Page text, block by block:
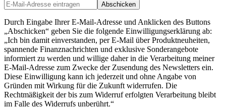
Abschicken
Durch Eingabe Ihrer E-Mail-Adresse und Anklicken des Buttons
„Abschicken“ geben Sie die folgende Einwilligungserklärung ab:
„Ich bin damit einverstanden, per E-Mail über Produktneuheiten,
spannende Finanznachrichten und exklusive Sonderangebote
informiert zu werden und willige daher in die Verarbeitung meiner
E-Mail-Adresse zum Zwecke der Zusendung des Newsletters ein.
Diese Einwilligung kann ich jederzeit und ohne Angabe von
Gründen mit Wirkung für die Zukunft widerrufen. Die
Rechtmäßigkeit der bis zum Widerruf erfolgten Verarbeitung bleibt
im Falle des Widerrufs unberührt.“